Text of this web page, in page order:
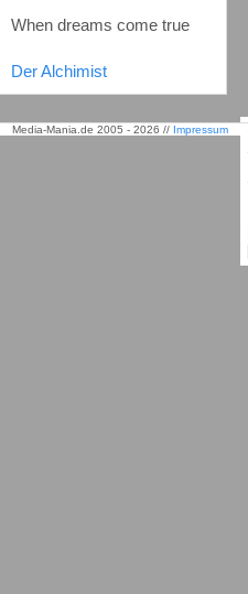
When dreams come true
Der Alchimist
Media-Mania.de 2005 - 2026 // Impressum